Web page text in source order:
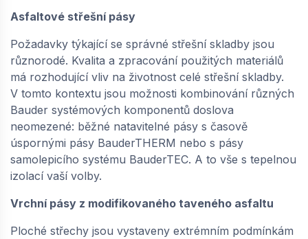
Asfaltové střešní pásy
Požadavky týkající se správné střešní skladby jsou
různorodé. Kvalita a zpracování použitých materiálů
má rozhodující vliv na životnost celé střešní skladby.
V tomto kontextu jsou možnosti kombinování různých
Bauder systémových komponentů doslova
neomezené: běžné natavitelné pásy s časově
úspornými pásy BauderTHERM nebo s pásy
samolepicího systému BauderTEC. A to vše s tepelnou
izolací vaší volby.
Vrchní pásy z modifikovaného taveného asfaltu
Ploché střechy jsou vystaveny extrémním podmínkám